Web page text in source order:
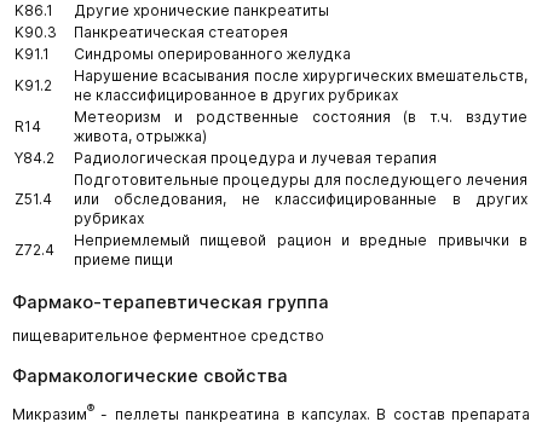
K86.1
Другие хронические панкреатиты
K90.3
Панкреатическая стеаторея
K91.1
Синдромы оперированного желудка
K91.2
Нарушение всасывания после хирургических вмешательств,
не классифицированное в других рубриках
R14
Метеоризм и родственные состояния (в т.ч. вздутие
живота, отрыжка)
Y84.2
Радиологическая процедура и лучевая терапия
Z51.4
Подготовительные процедуры для последующего лечения
или обследования, не классифицированные в других
рубриках
Z72.4
Неприемлемый пищевой рацион и вредные привычки в
приеме пищи
Фармако-терапевтическая группа
пищеварительное ферментное средство
Фармакологические свойства
Микразим® - пеллеты панкреатина в капсулах. В состав препарата